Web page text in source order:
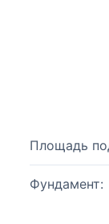
Площадь
Фундамент: